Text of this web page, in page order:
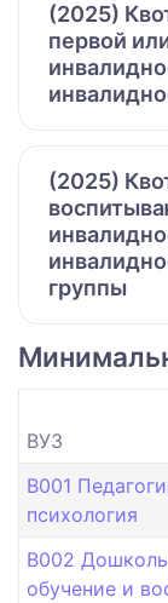
(2025)
первой
(2025)
группы
ВУЗ
B001
психология
B002
обучение и